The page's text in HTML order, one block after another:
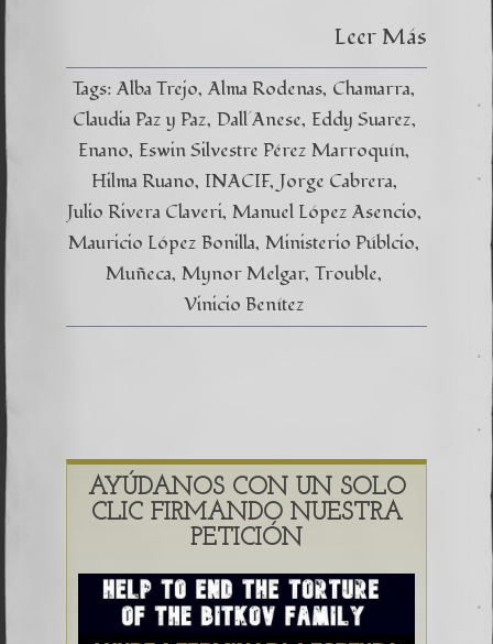
Leer Más
Tags: Alba Trejo Alma Rodenas Chamarra
Claudia Paz y Paz Dall´Anese Eddy Suarez
Enano Eswin Silvestre Pérez Marroquín
Hilma Ruano INACIF Jorge Cabrera
Julio Rivera Claveri Manuel López Asencio
Mauricio López Bonilla Ministerio Públcio
Muñeca Mynor Melgar Trouble
Vinicio Benítez
AYÚDANOS CON UN SOLO
CLIC FIRMANDO NUESTRA
PETICIÓN